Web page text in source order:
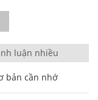
luận nhiều
bản cần nhớ